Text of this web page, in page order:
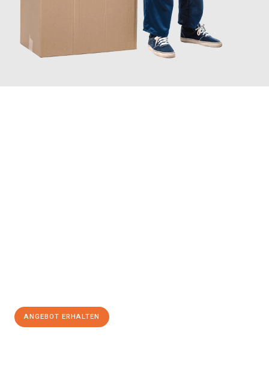
ANGEBOT ERHALTEN